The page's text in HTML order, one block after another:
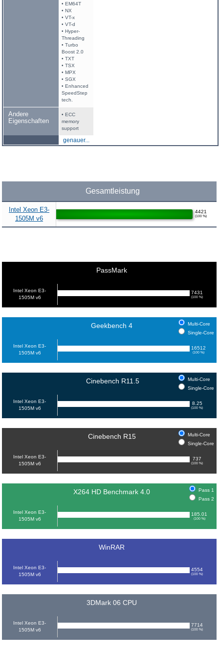
• EM64T
• NX
• VT-x
• VT-d
• Hyper-
Threading
• Turbo
Boost 2.0
• TXT
• TSX
• MPX
• SGX
• Enhanced
SpeedStep
tech.
Andere
Eigenschaften
• ECC
memory
support
genauer...
Gesamtleistung
Intel Xeon E3-
1505M v6
4421
(100 %)
PassMark
Intel Xeon E3-
1505M v6
7431
(100 %)
Geekbench 4
Multi-Core
Single-Core
Intel Xeon E3-
1505M v6
16512
(100 %)
Cinebench R11.5
Multi-Core
Single-Core
Intel Xeon E3-
1505M v6
8.25
(100 %)
Cinebench R15
Multi-Core
Single-Core
Intel Xeon E3-
1505M v6
737
(100 %)
X264 HD Benchmark 4.0
Pass 1
Pass 2
Intel Xeon E3-
1505M v6
185.01
(100 %)
WinRAR
Intel Xeon E3-
1505M v6
4554
(100 %)
3DMark 06 CPU
Intel Xeon E3-
1505M v6
7714
(100 %)